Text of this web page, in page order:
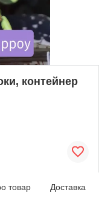
контейнер
товар Доставка